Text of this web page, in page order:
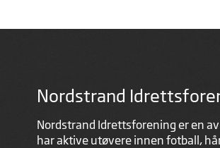
Nordstrand
Nordstrand Idrettsforening er en
har aktive utøvere innen fotball,